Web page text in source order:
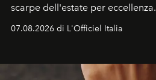
scarpe dell'estate per eccellenza.
07.08.2026 di L'Officiel Italia